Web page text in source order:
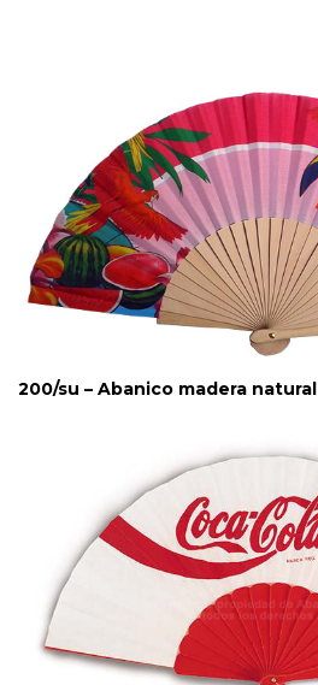
200/su – Abanico madera natural